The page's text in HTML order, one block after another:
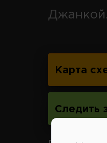
Джанкой.
Карта
Следить